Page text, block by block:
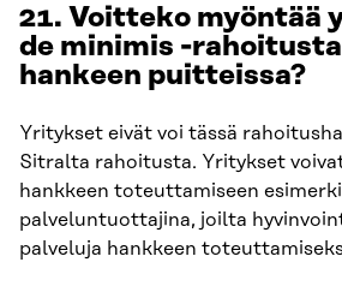
21. Voitteko myöntää
de minimis -
hankeen puitteissa?
Yritykset eivät voi tässä
Sitralta rahoitusta. Yritykset
hankkeen toteuttamiseen
palveluntuottajina, joilta
palveluja hankkeen